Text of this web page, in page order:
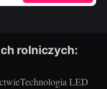
rolniczych:
LED